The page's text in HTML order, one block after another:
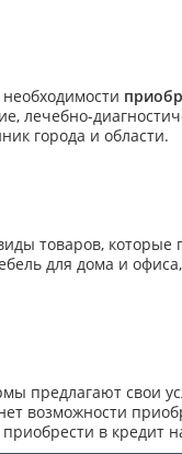
лечебно-
города и области.
товаров,
для дома и
предлагают свои
возможности
в кредит